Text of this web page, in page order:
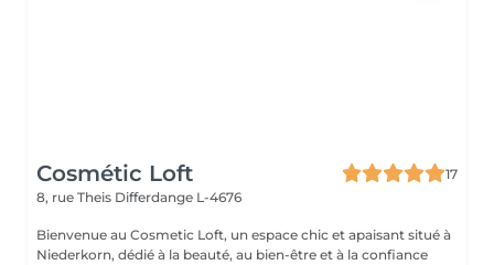
Cosmétic Loft
17
8, rue Theis Differdange L-4676
Bienvenue au Cosmetic Loft, un espace chic et apaisant situé à
Niederkorn, dédié à la beauté, au bien-être et à la confiance